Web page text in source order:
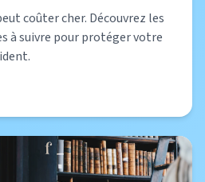
coûter cher. Découvrez les
à suivre pour protéger votre